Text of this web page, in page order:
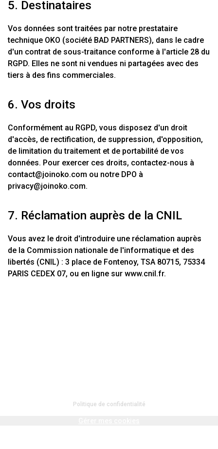
5. Destinataires
Vos données sont traitées par notre prestataire
technique OKO (société BAD PARTNERS), dans le cadre
d'un contrat de sous-traitance conforme à l'article 28 du
RGPD. Elles ne sont ni vendues ni partagées avec des
tiers à des fins commerciales.
6. Vos droits
Conformément au RGPD, vous disposez d'un droit
d'accès, de rectification, de suppression, d'opposition,
de limitation du traitement et de portabilité de vos
données. Pour exercer ces droits, contactez-nous à
contact@joinoko.com ou notre DPO à
privacy@joinoko.com.
7. Réclamation auprès de la CNIL
Vous avez le droit d'introduire une réclamation auprès
de la Commission nationale de l'informatique et des
libertés (CNIL) : 3 place de Fontenoy, TSA 80715, 75334
PARIS CEDEX 07, ou en ligne sur www.cnil.fr.
Politique de confidentialité